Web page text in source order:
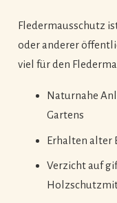
Fledermausschutz
oder anderer
viel für den
Naturnahe
Gartens
Erhalten alter
Verzicht auf